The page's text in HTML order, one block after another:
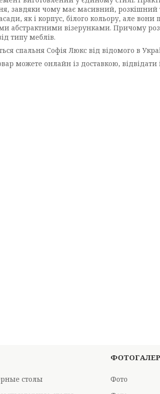
завдяки чому має масивний,
як і корпус, білого кольору, але
абстрактними візерунками. Причому
типу меблів.
спальня Софія Люкс від відомого в
можете онлайн із доставкою, відвідати
столы
Фото